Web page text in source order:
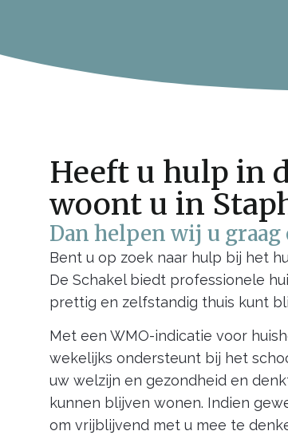
Heeft u hulp in
woont u in
Dan helpen wij u graag
Bent u op zoek naar hulp bij het
De Schakel biedt professionele
prettig en zelfstandig thuis kunt
Met een WMO-indicatie voor
wekelijks ondersteunt bij het
uw welzijn en gezondheid en
kunnen blijven wonen. Indien
om vrijblijvend met u mee te